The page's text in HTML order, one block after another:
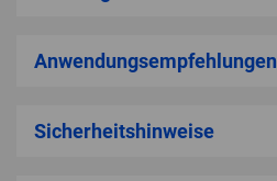
Anwendungsempfehlungen
Sicherheitshinweise